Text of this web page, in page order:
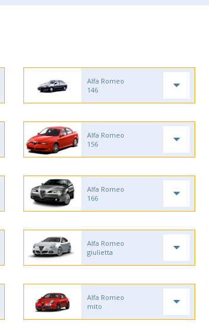
Alfa Romeo
146
Alfa Romeo
156
Alfa Romeo
166
Alfa Romeo
giulietta
Alfa Romeo
mito